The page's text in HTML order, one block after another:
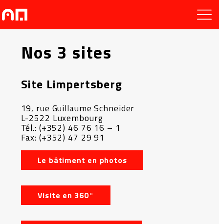
Nos 3 sites
Site Limpertsberg
19, rue Guillaume Schneider
L-2522 Luxembourg
Tél.: (+352) 46 76 16 – 1
Fax: (+352) 47 29 91
Le bâtiment en photos
Visite en 360°